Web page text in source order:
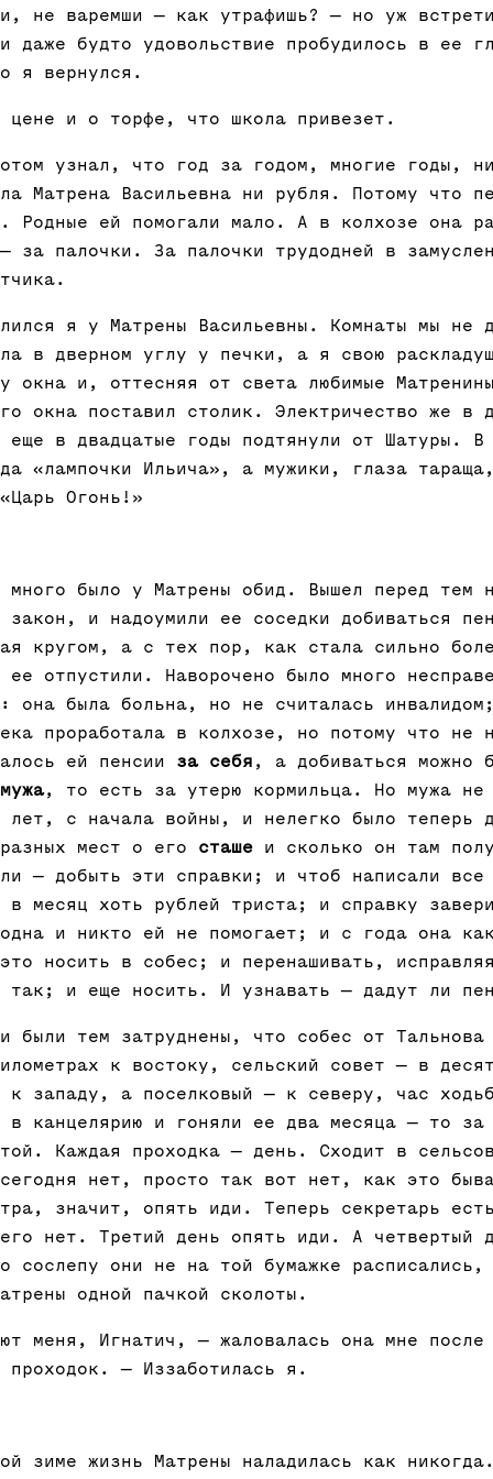
не варемши — как утрафишь? — но уж
даже будто удовольствие пробудилось в ее
я вернулся.
цене и о торфе, что школа привезет.
узнал, что год за годом, многие годы,
Матрена Васильевна ни рубля. Потому что
Родные ей помогали мало. А в колхозе она
за палочки. За палочки трудодней в
я у Матрены Васильевны. Комнаты мы не
в дверном углу у печки, а я свою
окна и, оттесняя от света любимые
окна поставил столик. Электричество же в
еще в двадцатые годы подтянули от Шатуры. В
«лампочки Ильича», а мужики, глаза
Огонь!»
много было у Матрены обид. Вышел перед тем
закон, и надоумили ее соседки добиваться
кругом, а с тех пор, как стала сильно
ее отпустили. Наворочено было много
она была больна, но не считалась
проработала в колхозе, но потому что не
ей пенсии за себя , а добиваться можно
, то есть за утерю кормильца. Но мужа не
лет, с начала войны, и нелегко было теперь
мест о его сташе и сколько он там
— добыть эти справки; и чтоб написали
в месяц хоть рублей триста; и справку
и никто ей не помогает; и с года она
носить в собес; и перенашивать,
так; и еще носить. И узнавать — дадут ли
были тем затруднены, что собес от
к востоку, сельский совет — в
к западу, а поселковый — к северу, час
в канцелярию и гоняли ее два месяца — то за
Каждая проходка — день. Сходит в
сегодня нет, просто так вот нет, как это
значит, опять иди. Теперь секретарь
нет. Третий день опять иди. А четвертый
сослепу они не на той бумажке расписались,
одной пачкой сколоты.
меня, Игнатич, — жаловалась она мне после
проходок. — Иззаботилась я.
зиме жизнь Матрены наладилась как